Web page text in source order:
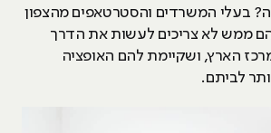
בעלי המשרדים והסטרטאפים מהצפון
ממש לא צריכים לעשות את הדרך
הארץ, ושקיימת להם האופציה
לביתם.